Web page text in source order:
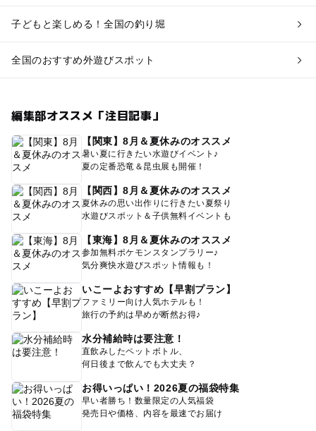
子どもと楽しめる！全国の釣り堀
全国のおすすめ外遊びスポット
編集部オススメ「注目記事」
【関東】8月＆夏休みのオススメ
暑い夏に行きたい水遊びイベント♪
夏の定番恐竜＆昆虫展も開催！
【関西】8月＆夏休みのオススメ
夏休みの思い出作りに行きたい夏祭り
水遊びスポット＆子供無料イベントも
【東海】8月＆夏休みのオススメ
参加無料ポケモンスタンプラリー♪
気分爽快水遊びスポット情報も！
いこーよおすすめ【早割プラン】
ファミリー向け人気ホテルも！
旅行の予約は早めが断然お得♪
水分補給時は要注意！
直飲みしたペットボトル、
何日後まで飲んでも大丈夫？
お得いっぱい！2026夏の福袋特集
早い者勝ち！数量限定の人気福袋
発売日や価格、内容を最速でお届け